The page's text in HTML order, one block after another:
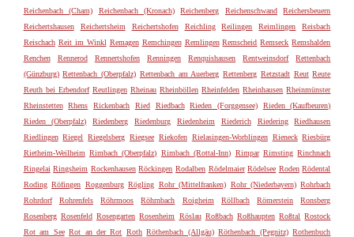
Reichenbach (Cham)
Reichenbach (Kronach) Reichenberg Reichenschwand
Reichersbeuern
Reichertshausen
Reichertsheim Reichertshofen Reichling Reilingen Reimlingen
Reisbach
Reischach Reit im Winkl Remagen Remchingen Remlingen Remscheid Remseck Remshalden
Renchen
Rennerod Rennertshofen Renningen Renquishausen Rentweinsdorf
Rettenbach
(Günzburg) Rettenbach (Oberpfalz) Rettenbach am Auerberg Rettenberg Retzstadt Reut Reute
Reuth bei Erbendorf Reutlingen Rheinau Rheinböllen Rheinfelden Rheinhausen Rheinmünster
Rheinstetten
Rhens Rickenbach Ried Riedbach Rieden (Forggensee)
Rieden (Kaufbeuren)
Rieden (Oberpfalz)
Riedenberg Riedenburg Riedenheim Riederich Riedering
Riedhausen
Riedlingen Riegel Riegelsberg Riegsee Riekofen Rielasingen-Worblingen Rieneck Riesbürg
Rietheim-Weilheim Rimbach (Oberpfalz) Rimbach (Rottal-Inn) Rimpar Rimsting Rinchnach
Ringelai Ringsheim Rockenhausen Röckingen Rodalben Rödelmaier Rödelsee Roden Rödental
Roding Röfingen Roggenburg Rögling Rohr (Mittelfranken) Rohr (Niederbayern) Rohrbach
Rohrdorf
Rohrenfels Röhrmoos Röhrnbach Roigheim Röllbach Römerstein
Ronsberg
Rosenberg Rosenfeld Rosengarten Rosenheim Röslau Roßbach Roßhaupten Roßtal Rostock
Rot am See Rot an der Rot Roth Röthenbach (Allgäu) Röthenbach (Pegnitz) Rothenbuch